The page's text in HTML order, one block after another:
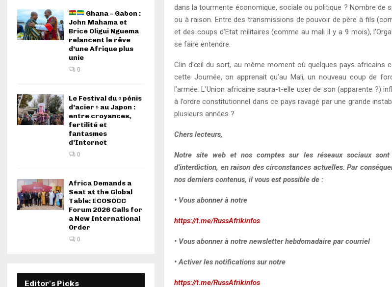
dans la tourmente économique, sociale ou politique ? Nombre de
ou à raison. Entre des transmissions de pouvoir de père à fils
et des coups d’Etat militaires (comme au mali il y a 9 mois),
se faire entendre.
Clin d’œil du sort, au même moment où quelques pays africains
cette Journée, on apprenait qu’au Mali, un nouveau coup de
l’armée. L’Union africaine saura-t-elle user de son (apparente ?)
à l’ordre constitutionnel dans ce pays ravagé par une grande
plusieurs années ?
Chers lecteurs,
Notre site web et nos comptes sur les réseaux sociaux
d’interdiction, en raison des circonstances actuelles. Par
nos derniers contenus, il vous est possible de :
• Vous abonner à notre
https://t.me/RussAfrikinfos
• Vous abonner à notre newsletter hebdomadaire par courriel
• Activer les notifications sur notre
https://t.me/RussAfrikinfos
Ghana – Gabon :
John Mahama et
Brice Oligui Nguema
relancent le rêve
d’une Afrique plus
unie
0
Le Festival du « pénis
d’acier » au Japon :
entre croyances,
fertilité et
fantasmes
d’Internet
0
Africa Demands a
Seat at the Global
Table: ECOSOCC
Forum 2026 Calls for
a New International
Order
0
Editor's Picks